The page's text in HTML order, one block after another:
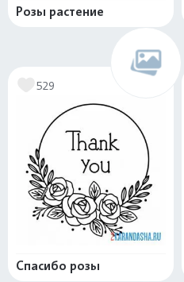
Розы растение
529
Спасибо розы